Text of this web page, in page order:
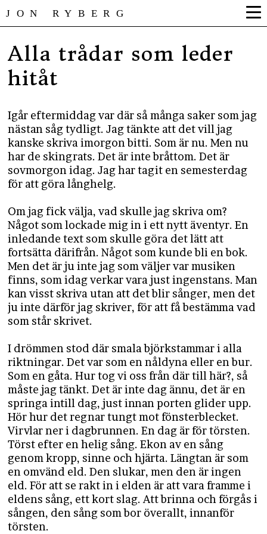
JON RYBERG
Alla trådar som leder
hitåt
Igår eftermiddag var där så många saker som jag
nästan såg tydligt. Jag tänkte att det vill jag
kanske skriva imorgon bitti. Som är nu. Men nu
har de skingrats. Det är inte bråttom. Det är
sovmorgon idag. Jag har tagit en semesterdag
för att göra långhelg.
Om jag fick välja, vad skulle jag skriva om?
Något som lockade mig in i ett nytt äventyr. En
inledande text som skulle göra det lätt att
fortsätta därifrån. Något som kunde bli en bok.
Men det är ju inte jag som väljer var musiken
finns, som idag verkar vara just ingenstans. Man
kan visst skriva utan att det blir sånger, men det
ju inte därför jag skriver, för att få bestämma vad
som står skrivet.
I drömmen stod där smala björkstammar i alla
riktningar. Det var som en nåldyna eller en bur.
Som en gåta. Hur tog vi oss från där till här?, så
måste jag tänkt. Det är inte dag ännu, det är en
springa intill dag, just innan porten glider upp.
Hör hur det regnar tungt mot fönsterblecket.
Virvlar ner i dagbrunnen. En dag är för törsten.
Törst efter en helig sång. Ekon av en sång
genom kropp, sinne och hjärta. Längtan är som
en omvänd eld. Den slukar, men den är ingen
eld. För att se rakt in i elden är att vara framme i
eldens sång, ett kort slag. Att brinna och förgås i
sången, den sång som bor överallt, innanför
törsten.